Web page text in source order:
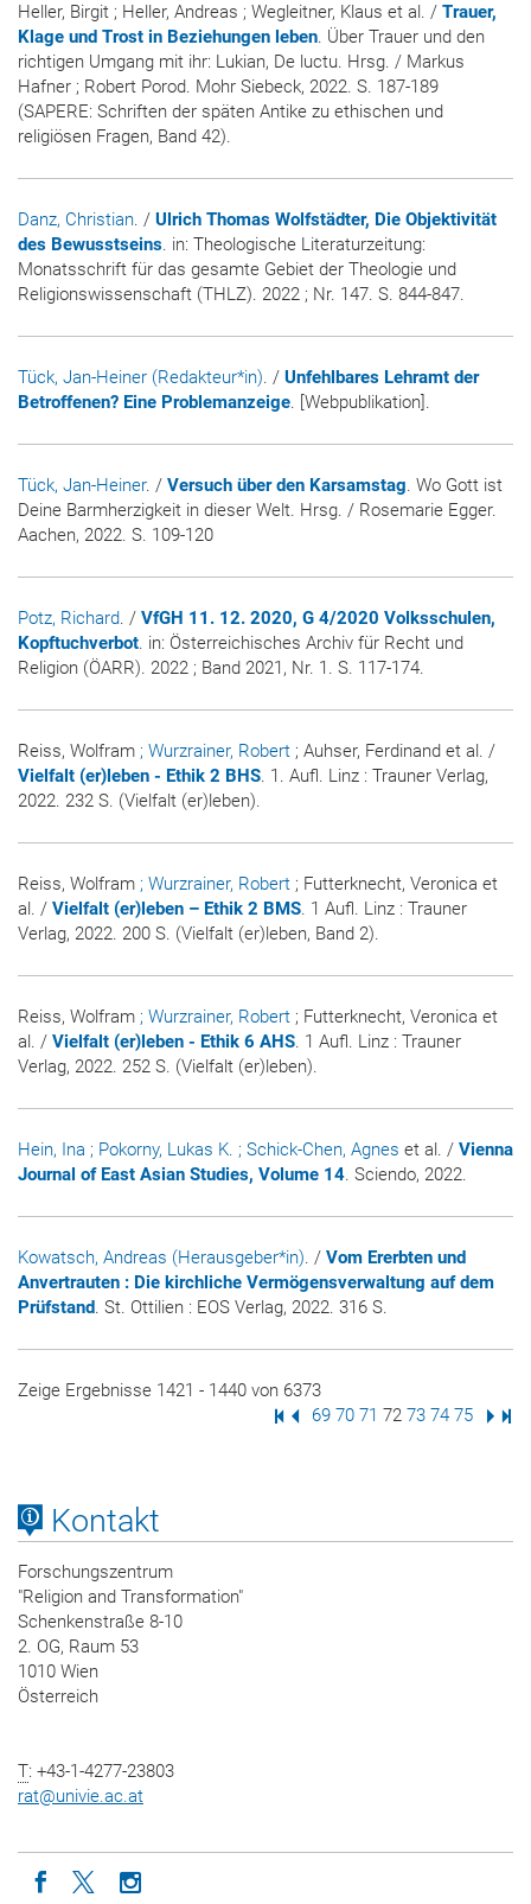
Heller, Birgit ; Heller, Andreas ; Wegleitner, Klaus et al. / Trauer,
Klage und Trost in Beziehungen leben. Über Trauer und den
richtigen Umgang mit ihr: Lukian, De luctu. Hrsg. / Markus
Hafner ; Robert Porod. Mohr Siebeck, 2022. S. 187-189
(SAPERE: Schriften der späten Antike zu ethischen und
religiösen Fragen, Band 42).
Danz, Christian. / Ulrich Thomas Wolfstädter, Die Objektivität
des Bewusstseins. in: Theologische Literaturzeitung:
Monatsschrift für das gesamte Gebiet der Theologie und
Religionswissenschaft (THLZ). 2022 ; Nr. 147. S. 844-847.
Tück, Jan-Heiner (Redakteur*in). / Unfehlbares Lehramt der
Betroffenen? Eine Problemanzeige. [Webpublikation].
Tück, Jan-Heiner. / Versuch über den Karsamstag. Wo Gott ist
Deine Barmherzigkeit in dieser Welt. Hrsg. / Rosemarie Egger.
Aachen, 2022. S. 109-120
Potz, Richard. / VfGH 11. 12. 2020, G 4/2020 Volksschulen,
Kopftuchverbot. in: Österreichisches Archiv für Recht und
Religion (ÖARR). 2022 ; Band 2021, Nr. 1. S. 117-174.
Reiss, Wolfram ; Wurzrainer, Robert ; Auhser, Ferdinand et al. /
Vielfalt (er)leben - Ethik 2 BHS. 1. Aufl. Linz : Trauner Verlag,
2022. 232 S. (Vielfalt (er)leben).
Reiss, Wolfram ; Wurzrainer, Robert ; Futterknecht, Veronica et
al. / Vielfalt (er)leben – Ethik 2 BMS. 1 Aufl. Linz : Trauner
Verlag, 2022. 200 S. (Vielfalt (er)leben, Band 2).
Reiss, Wolfram ; Wurzrainer, Robert ; Futterknecht, Veronica et
al. / Vielfalt (er)leben - Ethik 6 AHS. 1 Aufl. Linz : Trauner
Verlag, 2022. 252 S. (Vielfalt (er)leben).
Hein, Ina ; Pokorny, Lukas K. ; Schick-Chen, Agnes et al. / Vienna
Journal of East Asian Studies, Volume 14. Sciendo, 2022.
Kowatsch, Andreas (Herausgeber*in). / Vom Ererbten und
Anvertrauten : Die kirchliche Vermögensverwaltung auf dem
Prüfstand. St. Ottilien : EOS Verlag, 2022. 316 S.
Zeige Ergebnisse 1421 - 1440 von 6373
Erste Seite
Vorige Seite
Seite
69 Seite
70 Seite
71 Seite
72 Seite
73 Seite
74 Seite
75
Kontakt
Forschungszentrum
"Religion and Transformation"
Schenkenstraße 8-10
2. OG, Raum 53
1010 Wien
Österreich
T: +43-1-4277-23803
rat@univie.ac.at
Icon facebook
Icon twitter
Icon instagram